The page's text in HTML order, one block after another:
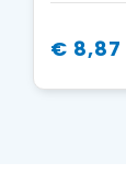
€ 8,87